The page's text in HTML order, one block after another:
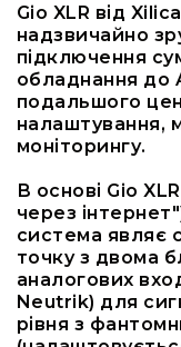
Gio XLR від
надзвичайно
підключення
обладнання до
подальшого
налаштування,
моніторингу.
В основі Gio
через
система являє
точку з двома
аналогових
Neutrik) для
рівня з